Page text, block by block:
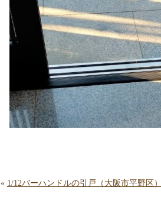
« 1/12バーハンドルの引戸（大阪市平野区）